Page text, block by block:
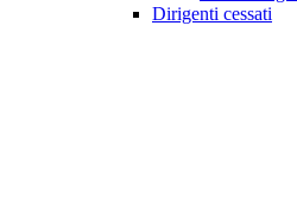
Dirigenti cessati